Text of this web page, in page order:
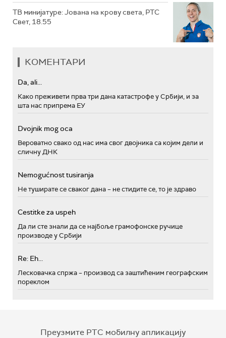
ТВ минијатуре: Јована на крову света, РТС
Свет, 18.55
КОМЕНТАРИ
Da, ali...
Како преживети прва три дана катастрофе у Србији, и за
шта нас припрема ЕУ
Dvojnik mog oca
Вероватно свако од нас има свог двојника са којим дели и
сличну ДНК
Nemogućnost tusiranja
Не туширате се сваког дана – не стидите се, то је здраво
Cestitke za uspeh
Да ли сте знали да се најбоље грамофонске ручице
производе у Србији
Re: Eh...
Лесковачка спржа – производ са заштићеним географским
пореклом
Преузмите РТС мобилну апликацију